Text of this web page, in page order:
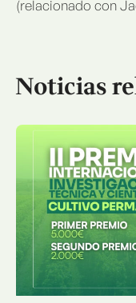
(relacionado con
Noticias